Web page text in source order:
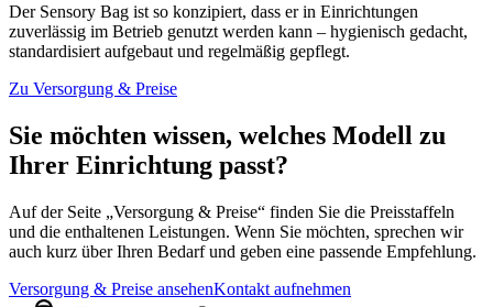
Der Sensory Bag ist so konzipiert, dass er in Einrichtungen
zuverlässig im Betrieb genutzt werden kann – hygienisch gedacht,
standardisiert aufgebaut und regelmäßig gepflegt.
Zu Versorgung & Preise
Sie möchten wissen, welches Modell zu
Ihrer Einrichtung passt?
Auf der Seite „Versorgung & Preise“ finden Sie die Preisstaffeln
und die enthaltenen Leistungen. Wenn Sie möchten, sprechen wir
auch kurz über Ihren Bedarf und geben eine passende Empfehlung.
Versorgung & Preise ansehenKontakt aufnehmen